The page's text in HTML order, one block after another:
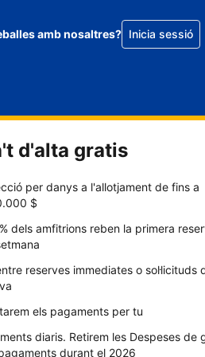
amb nosaltres? Inicia sessió
d'alta gratis
per danys a l'allotjament de fins a
$
dels amfitrions reben la primera
reserves immediates o sol·licituds
els pagaments per tu
diaris. Retirem les Despeses de
durant el 2026